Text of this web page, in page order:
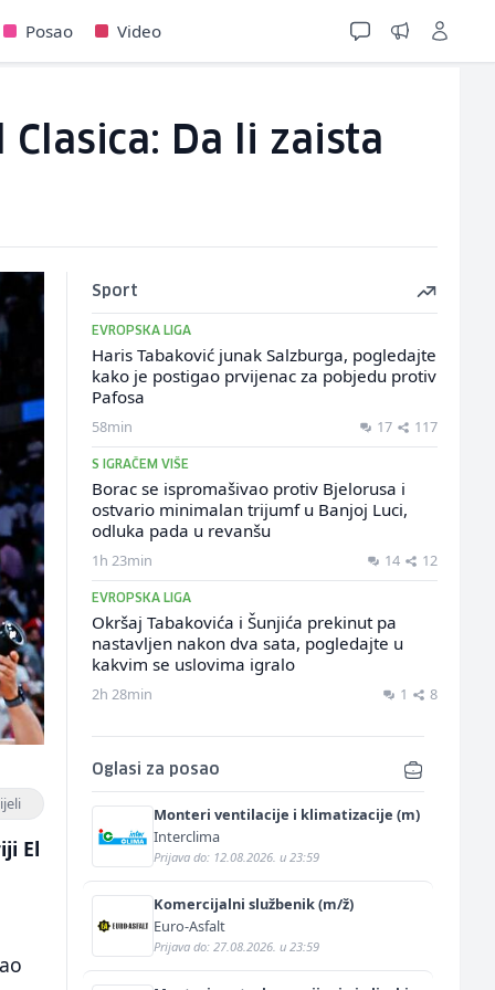
Posao Video
Da li zaista
El
Sport
EVROPSKA LIGA
Haris Tabaković junak Salzburga, pogledajte
kako je postigao prvijenac za pobjedu protiv
Pafosa
58min 17 117
S IGRAČEM VIŠE
Borac se ispromašivao protiv Bjelorusa i
ostvario minimalan trijumf u Banjoj Luci,
odluka pada u revanšu
1h 23min 14 12
EVROPSKA LIGA
Okršaj Tabakovića i Šunjića prekinut pa
nastavljen nakon dva sata, pogledajte u
kakvim se uslovima igralo
2h 28min 1 8
Oglasi za posao
Monteri ventilacije i klimatizacije (m)
Interclima
Prijava do: 12.08.2026. u 23:59
Komercijalni službenik (m/ž)
Euro-Asfalt
Prijava do: 27.08.2026. u 23:59